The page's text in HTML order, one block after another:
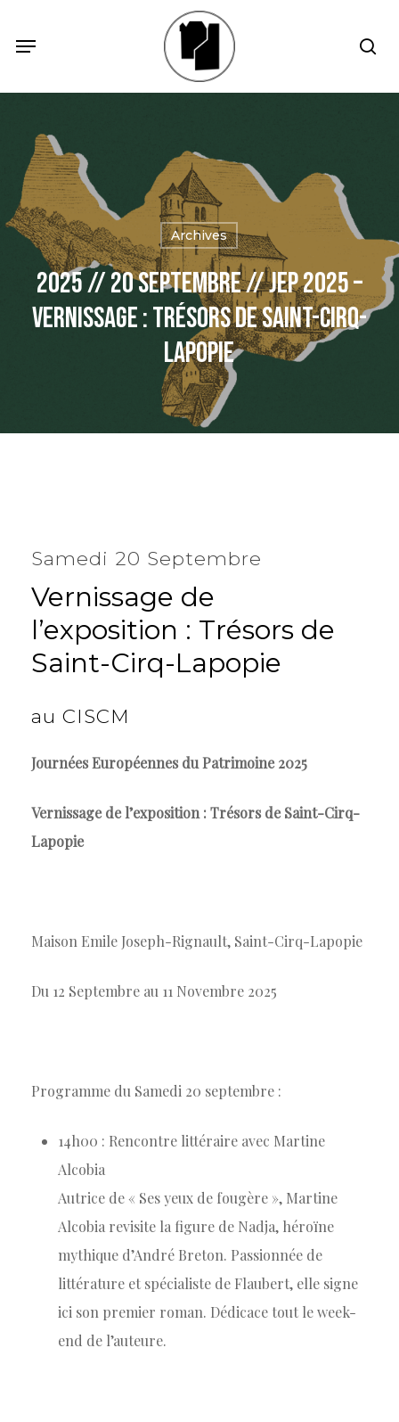
content
Menu
Archives
2025 // 20 Septembre // JEP 2025 –
Vernissage : Trésors de Saint-Cirq-
Lapopie
Samedi 20 Septembre
Vernissage de
l’exposition : Trésors de
Saint-Cirq-Lapopie
au CISCM
Journées Européennes du Patrimoine 2025
Vernissage de l’exposition : Trésors de Saint-Cirq-
Lapopie
Maison Emile Joseph-Rignault, Saint-Cirq-Lapopie
Du 12 Septembre au 11 Novembre 2025
Programme du Samedi 20 septembre :
14h00 : Rencontre littéraire avec Martine
Alcobia
Autrice de « Ses yeux de fougère », Martine
Alcobia revisite la figure de Nadja, héroïne
mythique d’André Breton. Passionnée de
littérature et spécialiste de Flaubert, elle signe
ici son premier roman. Dédicace tout le week-
end de l’auteure.
Menu